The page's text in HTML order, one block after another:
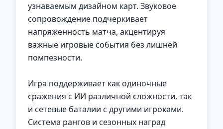
узнаваемым дизайном карт. Звуковое
сопровождение подчеркивает
напряженность матча, акцентируя
важные игровые события без лишней
помпезности.
Игра поддерживает как одиночные
сражения с ИИ различной сложности, так
и сетевые баталии с другими игроками.
Система рангов и сезонных наград